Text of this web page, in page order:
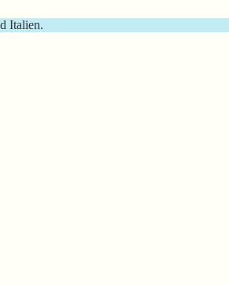
Italien.